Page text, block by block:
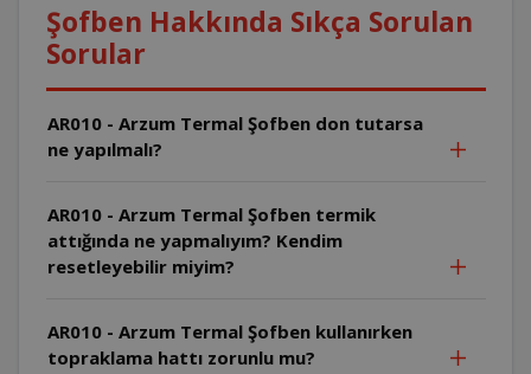
Şofben Hakkında Sıkça Sorulan
Sorular
AR010 - Arzum Termal Şofben don tutarsa
ne yapılmalı?
AR010 - Arzum Termal Şofben termik
attığında ne yapmalıyım? Kendim
resetleyebilir miyim?
AR010 - Arzum Termal Şofben kullanırken
topraklama hattı zorunlu mu?